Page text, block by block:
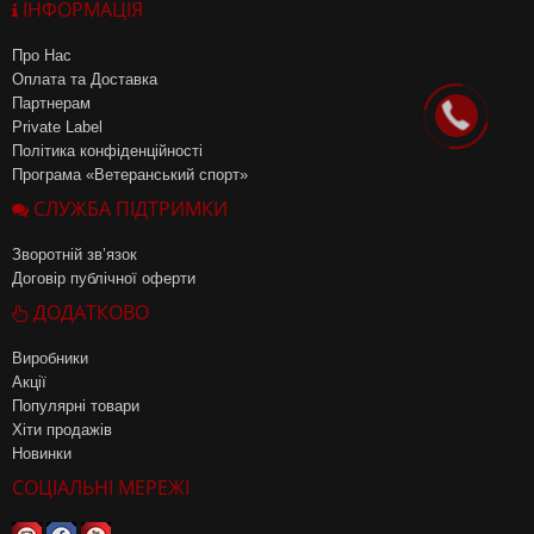
ІНФОРМАЦІЯ
Про Нас
Оплата та Доставка
Партнерам
Private Label
Політика конфіденційності
Програма «Ветеранський спорт»
СЛУЖБА ПІДТРИМКИ
Зворотній зв’язок
Договір публічної оферти
ДОДАТКОВО
Виробники
Акції
Популярні товари
Хіти продажів
Новинки
СОЦІАЛЬНІ МЕРЕЖІ